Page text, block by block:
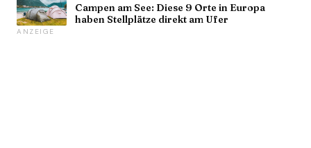
Campen am See: Diese 9 Orte in Europa
haben Stellplätze direkt am Ufer
ANZEIGE